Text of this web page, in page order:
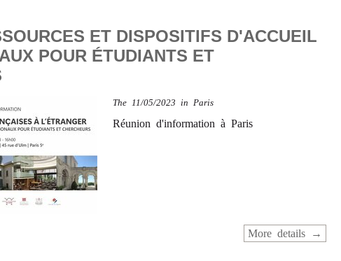
ET DISPOSITIFS D'ACCUEIL
POUR ÉTUDIANTS ET
The 11/05/2023 in Paris
Réunion d'information à Paris
More details